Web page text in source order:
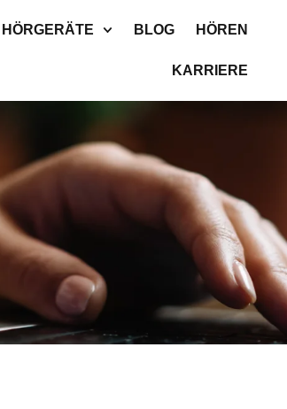
HÖRGERÄTE BLOG HÖREN
KARRIERE